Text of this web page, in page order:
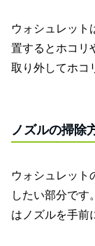
ウォシュレット
置するとホコリ
取り外してホコ
ノズルの掃除
ウォシュレット
したい部分です
はノズルを手前